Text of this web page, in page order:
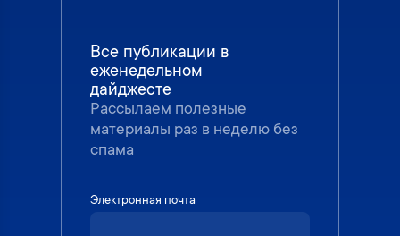
Все публикации в
еженедельном
дайджесте
Рассылаем полезные
материалы раз в неделю без
спама
Электронная почта